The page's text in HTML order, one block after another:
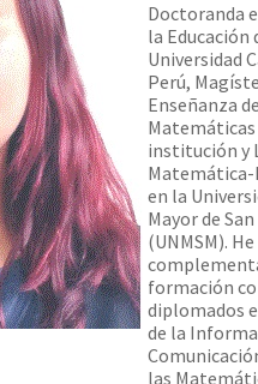
Doctoranda
la
Universidad
Perú,
Enseñanza
institución y
en la
Mayor de
(UNMSM). He
formación
diplomados
de la
las